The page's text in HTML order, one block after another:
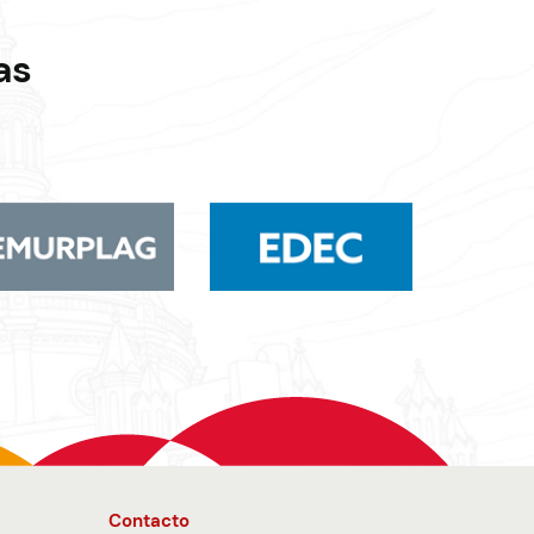
Contacto